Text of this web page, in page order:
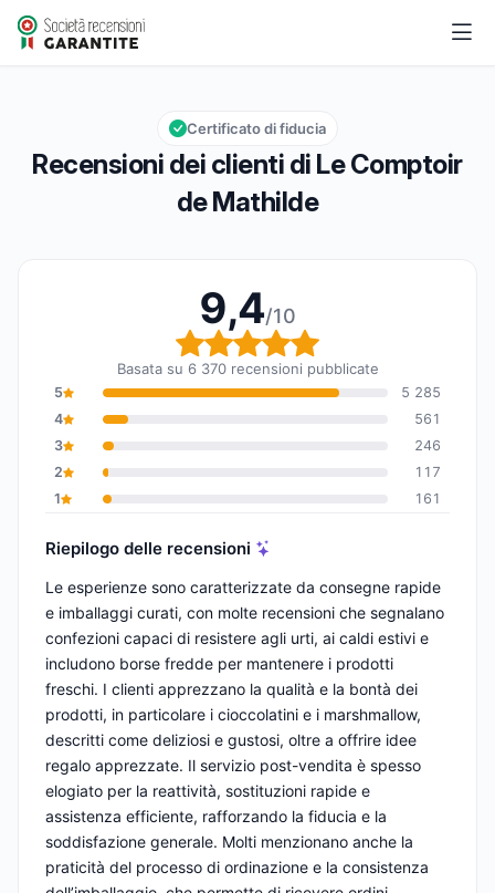
Le Comptoir de Mathilde
Valutazione globale: 9,4 su 10
9,4/10
Recensioni dei clienti di Le Comptoir
de Mathilde
Certificato di fiducia
9,4/10
Valutazione globale:
Basata su 6 370 recensioni pubblicate
5
5 285
4
561
3
246
2
117
1
161
Riepilogo delle recensioni
Le esperienze sono caratterizzate da consegne rapide
e imballaggi curati, con molte recensioni che segnalano
confezioni capaci di resistere agli urti, ai caldi estivi e
includono borse fredde per mantenere i prodotti
freschi. I clienti apprezzano la qualità e la bontà dei
prodotti, in particolare i cioccolatini e i marshmallow,
descritti come deliziosi e gustosi, oltre a offrire idee
regalo apprezzate. Il servizio post-vendita è spesso
elogiato per la reattività, sostituzioni rapide e
assistenza efficiente, rafforzando la fiducia e la
soddisfazione generale. Molti menzionano anche la
praticità del processo di ordinazione e la consistenza